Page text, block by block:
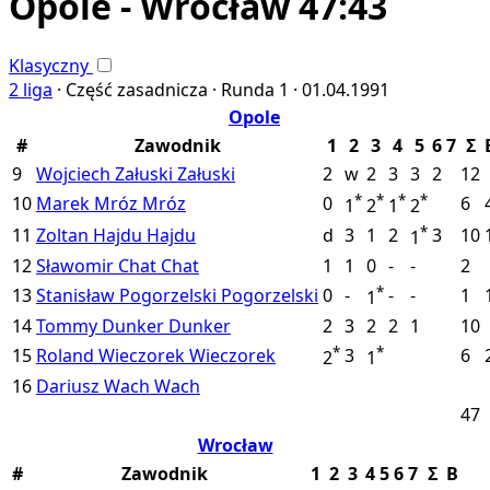
Klasyczny
2 liga · Część zasadnicza · Runda 1 · 01.04.1991
Opole
#
Zawodnik 1 2 3 4 5 67 Σ
9 Wojciech Załuski Załuski 2 w 2 3 3 2
12
10 Marek Mróz Mróz 0 1* 2* 1* 2* 6
11 Zoltan Hajdu Hajdu d 3 1 2 1* 3 10 1
12Sławomir Chat Chat 1 1 0 - -
2
13Stanisław Pogorzelski Pogorzelski 0 - 1* - - 1
1
14Tommy Dunker Dunker 2 3 2 2 1
10
15 Roland WieczorekWieczorek 2* 3 1* 6
16 Dariusz Wach Wach
47
Wrocław
#
Zawodnik 1 2 3 4567 Σ B